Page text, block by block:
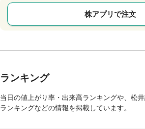
株アプリで注文
ランキング
当日の値上がり率・出来高ランキングや、松
ランキングなどの情報を掲載しています。